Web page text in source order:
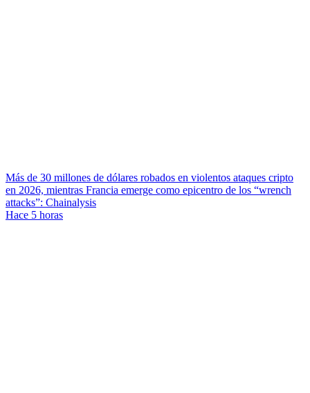
Más de 30 millones de dólares robados en violentos ataques cripto
en 2026, mientras Francia emerge como epicentro de los “wrench
attacks”: Chainalysis
Hace 5 horas